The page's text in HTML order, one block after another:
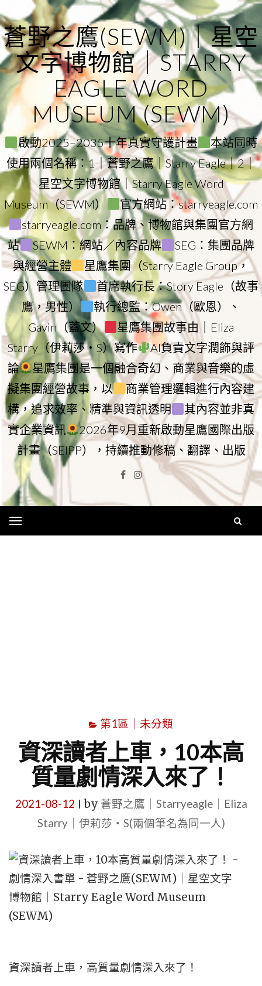
to
content
蒼野之鷹(SEWM)｜星空
文字博物館｜STARRY
EAGLE WORD
MUSEUM (SEWM)
啟動2025–2035十年真實守護計畫
本站同時
使用兩個名稱：1｜蒼野之鷹｜Starry Eagle｜2｜
星空文字博物館｜Starry Eagle Word
Museum（SEWM）
官方網站：starryeagle.com
starryeagle.com：品牌、博物館與集團官方網
站
SEWM：網站／內容品牌
SEG：集團品牌
與經營主體
星鷹集團（Starry Eagle Group，
SEG）管理團隊
首席執行長：Story Eagle（故事
鷹，男性）
執行總監：Owen（歐恩）、
Gavin（蓋文）
星鷹集團故事由｜Eliza
Starry（伊莉莎・S）寫作
AI負責文字潤飾與評
論
星鷹集團是一個融合奇幻、商業與音樂的虛
擬集團經營故事，以
商業管理邏輯進行內容建
構，追求效率、精準與資訊透明
其內容並非真
實企業資訊
2026年9月重新啟動星鷹國際出版
計畫（SEIPP），持續推動修稿、翻譯、出版
Facebook
Instagram
第1區｜未分類
資深讀者上車，10本高
質量劇情深入來了！
2021-08-12 by 蒼野之鷹｜Starryeagle｜Eliza
Starry｜伊莉莎・S(兩個筆名為同一人)
資深讀者上車，高質量劇情深入來了！